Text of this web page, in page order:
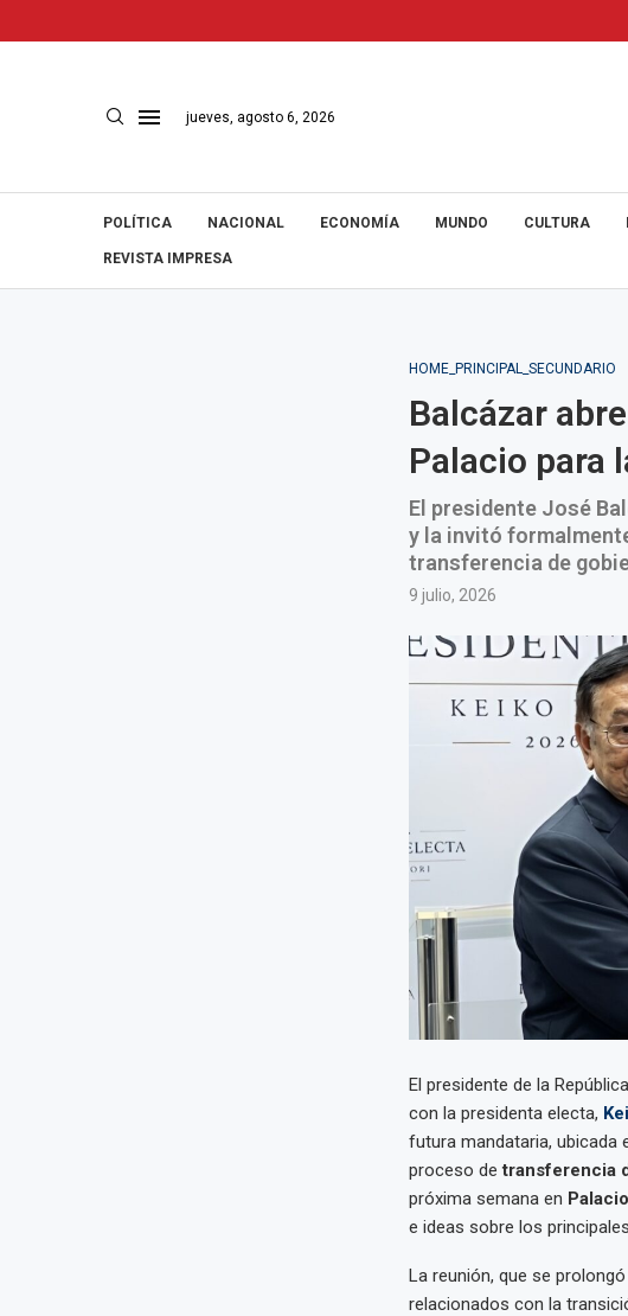
jueves, agosto 6, 2026
POLÍTICA NACIONAL ECONOMÍA MUNDO CULTURA
REVISTA IMPRESA
HOME_PRINCIPAL_SECUNDARIO
Balcázar
Palacio para
El presidente José
y la invitó
transferencia de
9 julio, 2026
El presidente de la
con la presidenta electa,
futura mandataria, ubicada
proceso detransferencia
próxima semana en
e ideas sobre los
La reunión, que se
relacionados con la